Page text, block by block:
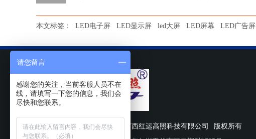
本文标签： LED电子屏 LED显示屏 led大屏 LED屏幕 LED广告屏
备案号:桂ICP备11003391号 广西红运高照科技有限公司
版权所有
请您留言
感谢您的关注，当前客服人员不在
线，请填写一下您的信息，我们会
尽快和您联系。